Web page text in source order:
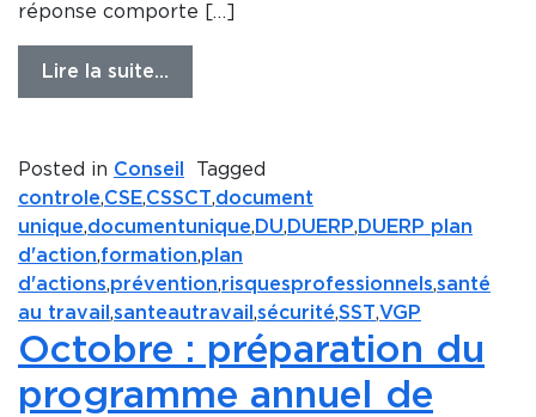
réponse comporte […]
Lire la suite…
Posted in Conseil
Tagged
controle,CSE,CSSCT,document
unique,documentunique, DU, DUERP, DUERP plan
d'action,formation,plan
d'actions,prévention,risquesprofessionnels,santé
au travail ,santeautravail ,sécurité,SST,VGP
Octobre : préparation du
programme annuel de